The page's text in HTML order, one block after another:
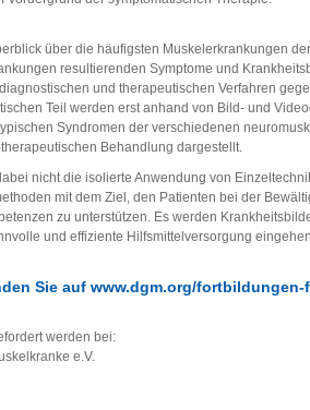
über die häufigsten Muskelerkrankungen
resultierenden Symptome und
und therapeutischen Verfahren
Teil werden erst anhand von Bild- und
Syndromen der verschiedenen
Behandlung dargestellt.
nicht die isolierte Anwendung von
mit dem Ziel, den Patienten bei der
zu unterstützen. Es werden
und effiziente Hilfsmittelversorgung
Sie auf www.dgm.org/fortbildungen-
werden bei:
e.V.